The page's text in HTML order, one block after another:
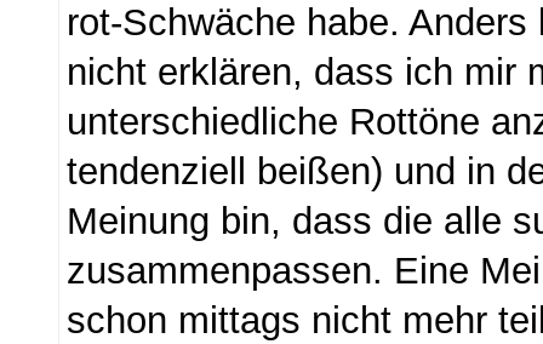
rot-Schwäche habe.
nicht erklären, dass ich mir
unterschiedliche Rottöne
tendenziell beißen) und in
Meinung bin, dass die alle
zusammenpassen. Eine
schon mittags nicht mehr